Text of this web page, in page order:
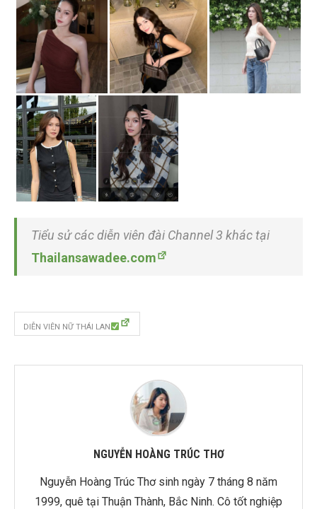
Tiểu sử các diễn viên đài Channel 3 khác tại
Thailansawadee.com
DIỄN VIÊN NỮ THÁI LAN
NGUYỄN HOÀNG TRÚC THƠ
Nguyễn Hoàng Trúc Thơ sinh ngày 7 tháng 8 năm
1999, quê tại Thuận Thành, Bắc Ninh. Cô tốt nghiệp